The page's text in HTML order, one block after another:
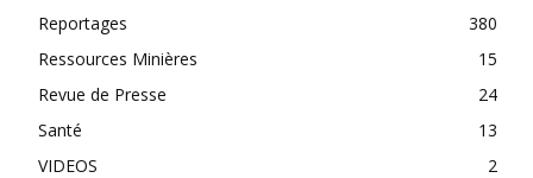
Reportages
380
Ressources Minières
15
Revue de Presse
24
Santé
13
VIDEOS
2